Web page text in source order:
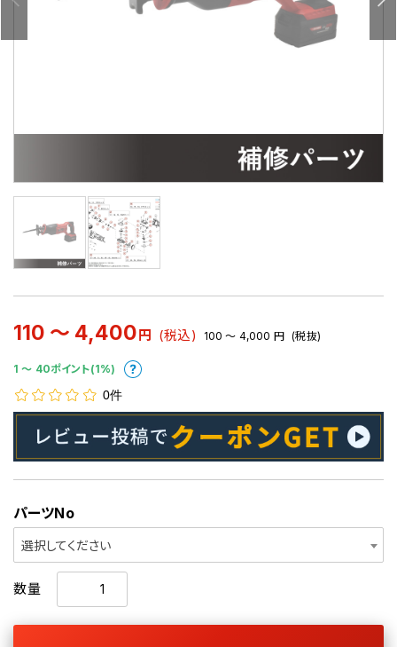
110 ～ 4,400 円 (税込) 100 ～ 4,000 円 (税抜)
1 〜 40ポイント(1%)
0件
パーツNo
選択してください
数量